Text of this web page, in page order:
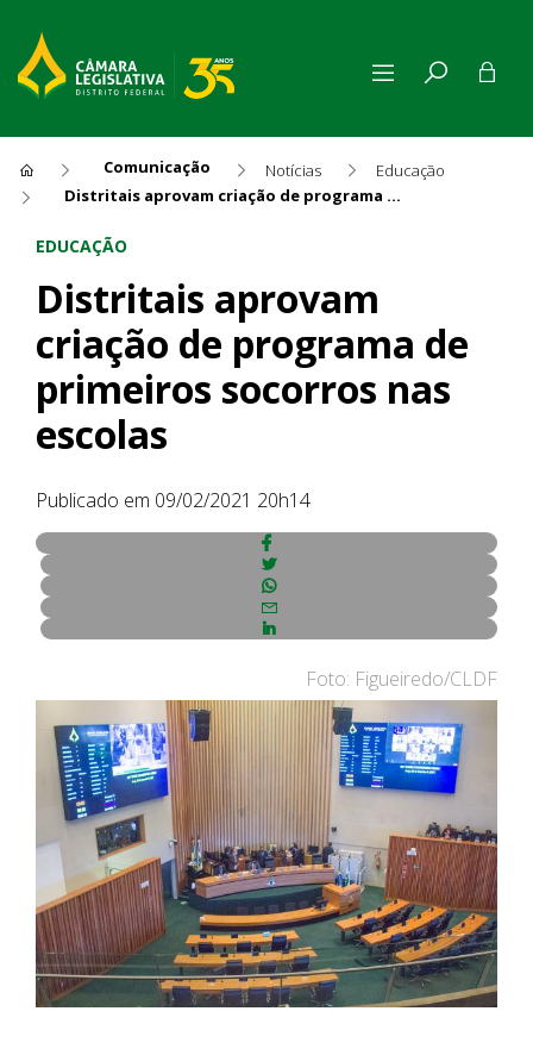
Comunicação Notícias
Educação
Distritais aprovam criação de programa de primeiros socorros nas escolas
Distritais aprovam criação
EDUCAÇÃO
Distritais aprovam
criação de programa de
primeiros socorros nas
escolas
Publicado em 09/02/2021 20h14
Foto: Figueiredo/CLDF